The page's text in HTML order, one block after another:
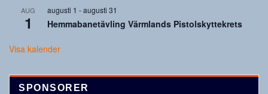
AUG
1
augusti 1 -augusti 31
Hemmabanetävling Värmlands Pistolskyttekrets
Visa kalender
SPONSORER